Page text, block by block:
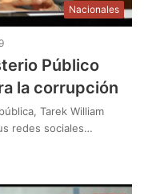
Nacionales
Público
la corrupción
Tarek William
redes sociales…